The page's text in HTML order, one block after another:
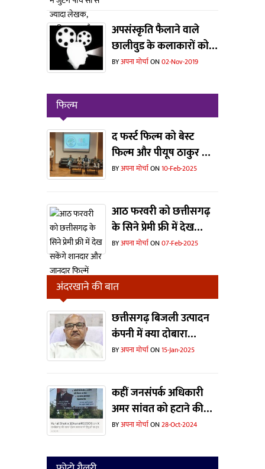
संस्कृतिकर्मी
अपसंस्कृति फैलाने वाले
छालीवुड के कलाकारों को
संस्कृति विभाग ने दिखाया
वर्ग में हर्ष
BYअपना मोर्चाON02-Nov-2019
फिल्म
द फर्स्ट फिल्म को बेस्ट
फिल्म और पीयूष ठाकुर को
मिला बेस्ट डायरेक्टर का
BYअपना मोर्चाON10-Feb-2025
आठ फरवरी को छत्तीसगढ़
के सिने प्रेमी फ्री में देख
सकेंगे शानदार और जानदार
BYअपना मोर्चाON07-Feb-2025
अंदरखाने की बात
छत्तीसगढ़ बिजली उत्पादन
कंपनी में क्या दोबारा
ताजपोशी हो पाएंगी संजीव
BYअपना मोर्चाON15-Jan-2025
कहीं जनसंपर्क अधिकारी
अमर सांवत को हटाने की
वजह यह विज्ञापन तो नहीं ?
BYअपना मोर्चाON28-Oct-2024